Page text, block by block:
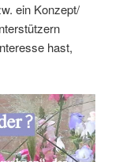
ein Konzept/
hast,